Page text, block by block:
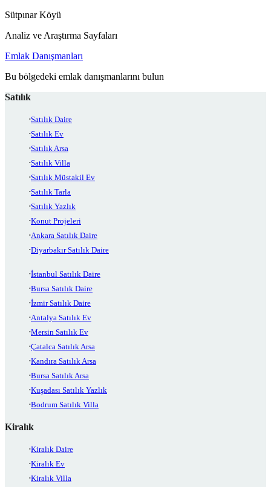
Sütpınar Köyü
Analiz ve Araştırma Sayfaları
Emlak Danışmanları
Bu bölgedeki emlak danışmanlarını bulun
Satılık
Satılık Daire
Satılık Ev
Satılık Arsa
Satılık Villa
Satılık Müstakil Ev
Satılık Tarla
Satılık Yazlık
Konut Projeleri
Ankara Satılık Daire
Diyarbakır Satılık Daire
İstanbul Satılık Daire
Bursa Satılık Daire
İzmir Satılık Daire
Antalya Satılık Ev
Mersin Satılık Ev
Çatalca Satılık Arsa
Kandıra Satılık Arsa
Bursa Satılık Arsa
Kuşadası Satılık Yazlık
Bodrum Satılık Villa
Kiralık
Kiralık Daire
Kiralık Ev
Kiralık Villa